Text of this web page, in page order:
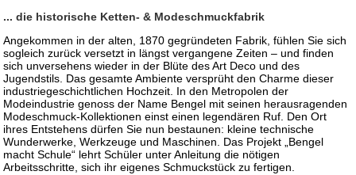
... die historische Ketten- & Modeschmuckfabrik
Angekommen in der alten, 1870 gegründeten Fabrik, fühlen Sie sich
sogleich zurück versetzt in längst vergangene Zeiten – und finden
sich unversehens wieder in der Blüte des Art Deco und des
Jugendstils. Das gesamte Ambiente versprüht den Charme dieser
industriegeschichtlichen Hochzeit. In den Metropolen der
Modeindustrie genoss der Name Bengel mit seinen herausragenden
Modeschmuck-Kollektionen einst einen legendären Ruf. Den Ort
ihres Entstehens dürfen Sie nun bestaunen: kleine technische
Wunderwerke, Werkzeuge und Maschinen. Das Projekt „Bengel
macht Schule“ lehrt Schüler unter Anleitung die nötigen
Arbeitsschritte, sich ihr eigenes Schmuckstück zu fertigen.